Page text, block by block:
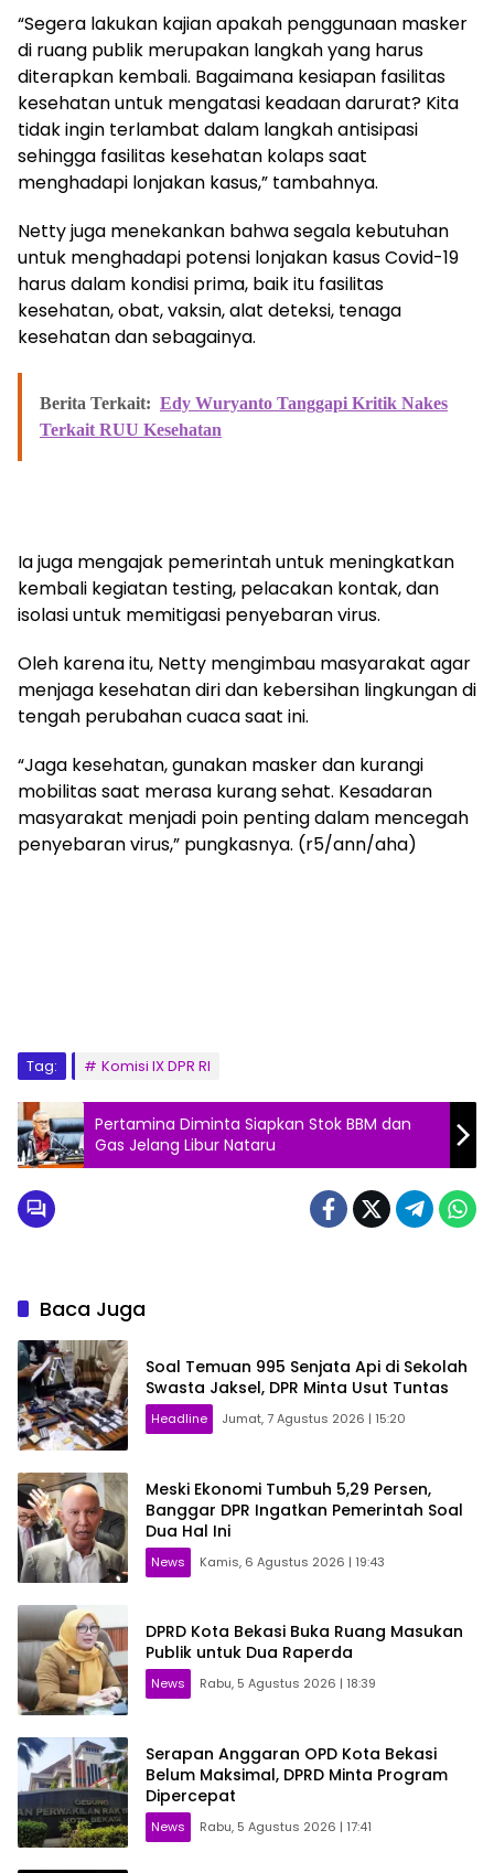
“Segera lakukan kajian apakah penggunaan masker
di ruang publik merupakan langkah yang harus
diterapkan kembali. Bagaimana kesiapan fasilitas
kesehatan untuk mengatasi keadaan darurat? Kita
tidak ingin terlambat dalam langkah antisipasi
sehingga fasilitas kesehatan kolaps saat
menghadapi lonjakan kasus,” tambahnya.
Netty juga menekankan bahwa segala kebutuhan
untuk menghadapi potensi lonjakan kasus Covid-19
harus dalam kondisi prima, baik itu fasilitas
kesehatan, obat, vaksin, alat deteksi, tenaga
kesehatan dan sebagainya.
Berita Terkait: Edy Wuryanto Tanggapi Kritik Nakes
Terkait RUU Kesehatan
Ia juga mengajak pemerintah untuk meningkatkan
kembali kegiatan testing, pelacakan kontak, dan
isolasi untuk memitigasi penyebaran virus.
Oleh karena itu, Netty mengimbau masyarakat agar
menjaga kesehatan diri dan kebersihan lingkungan di
tengah perubahan cuaca saat ini.
“Jaga kesehatan, gunakan masker dan kurangi
mobilitas saat merasa kurang sehat. Kesadaran
masyarakat menjadi poin penting dalam mencegah
penyebaran virus,” pungkasnya. (r5/ann/aha)
Tag: Komisi IX DPR RI
Pertamina Diminta Siapkan Stok BBM dan
Gas Jelang Libur Nataru
Baca Juga
Soal Temuan 995 Senjata Api di Sekolah
Swasta Jaksel, DPR Minta Usut Tuntas
Headline Jumat, 7 Agustus 2026 | 15:20
Meski Ekonomi Tumbuh 5,29 Persen,
Banggar DPR Ingatkan Pemerintah Soal
Dua Hal Ini
News Kamis, 6 Agustus 2026 | 19:43
DPRD Kota Bekasi Buka Ruang Masukan
Publik untuk Dua Raperda
News Rabu, 5 Agustus 2026 | 18:39
Serapan Anggaran OPD Kota Bekasi
Belum Maksimal, DPRD Minta Program
Dipercepat
News Rabu, 5 Agustus 2026 | 17:41